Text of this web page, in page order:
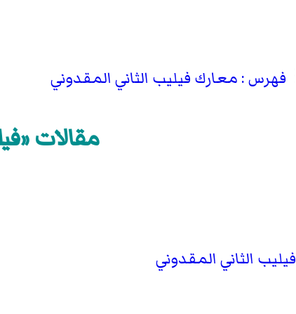
معارك فيليب الثاني المقدوني
مقالات
فيليب الثاني المقدوني